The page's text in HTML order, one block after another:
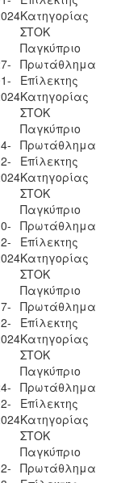
Κατηγορίας
ΣΤΟΚ
Παγκύπριο
Πρωτάθλημα
Επίλεκτης
Κατηγορίας
ΣΤΟΚ
Παγκύπριο
Πρωτάθλημα
Επίλεκτης
Κατηγορίας
ΣΤΟΚ
Παγκύπριο
Πρωτάθλημα
Επίλεκτης
Κατηγορίας
ΣΤΟΚ
Παγκύπριο
Πρωτάθλημα
Επίλεκτης
Κατηγορίας
ΣΤΟΚ
Παγκύπριο
Πρωτάθλημα
Επίλεκτης
Κατηγορίας
ΣΤΟΚ
Παγκύπριο
Πρωτάθλημα